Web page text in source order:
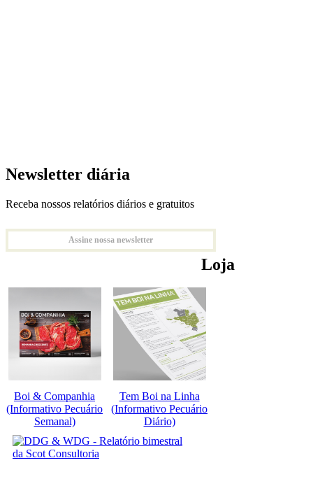
Newsletter diária
Receba nossos relatórios diários e gratuitos
Assine nossa newsletter
Loja
Boi & Companhia
(Informativo Pecuário
Semanal)
Tem Boi na Linha
(Informativo Pecuário
Diário)